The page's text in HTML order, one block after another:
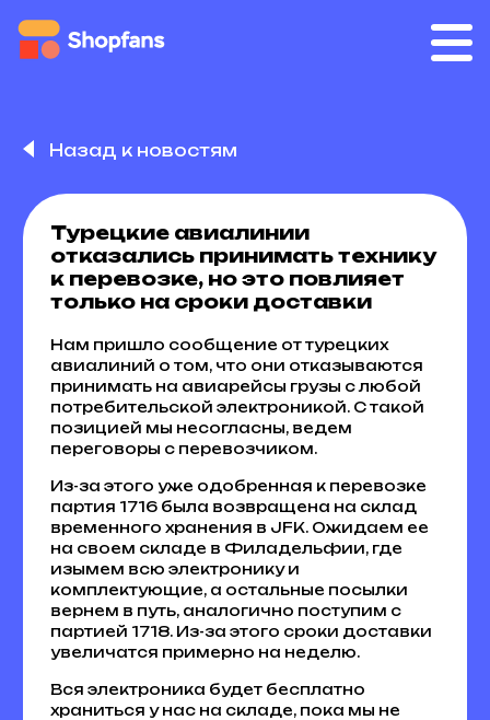
Назад к новостям
Турецкие авиалинии
отказались принимать технику
к перевозке, но это повлияет
только на сроки доставки
Нам пришло сообщение от турецких
авиалиний о том, что они отказываются
принимать на авиарейсы грузы с любой
потребительской электроникой. С такой
позицией мы несогласны, ведем
переговоры с перевозчиком.
Из-за этого уже одобренная к перевозке
партия 1716 была возвращена на склад
временного хранения в JFK. Ожидаем ее
на своем складе в Филадельфии, где
изымем всю электронику и
комплектующие, а остальные посылки
вернем в путь, аналогично поступим с
партией 1718. Из-за этого сроки доставки
увеличатся примерно на неделю.
Вся электроника будет бесплатно
храниться у нас на складе, пока мы не